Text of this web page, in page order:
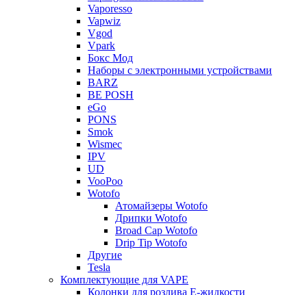
Vaporesso
Vapwiz
Vgod
Vpark
Бокс Мод
Наборы с электронными устройствами
BARZ
BE POSH
eGo
PONS
Smok
Wismec
IPV
UD
VooPoo
Wotofo
Атомайзеры Wotofo
Дрипки Wotofo
Broad Cap Wotofo
Drip Tip Wotofo
Другие
Tesla
Комплектующие для VAPE
Колонки для розлива Е-жидкости